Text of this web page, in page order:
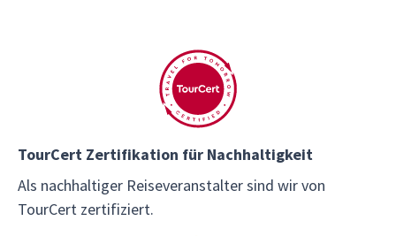
TourCert Zertifikation für Nachhaltigkeit
Als nachhaltiger Reiseveranstalter sind wir von
TourCert zertifiziert.